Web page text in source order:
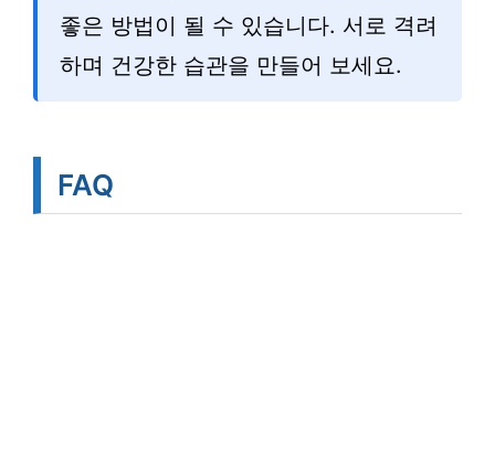
좋은 방법이 될 수 있습니다. 서로 격려
하며 건강한 습관을 만들어 보세요.
FAQ